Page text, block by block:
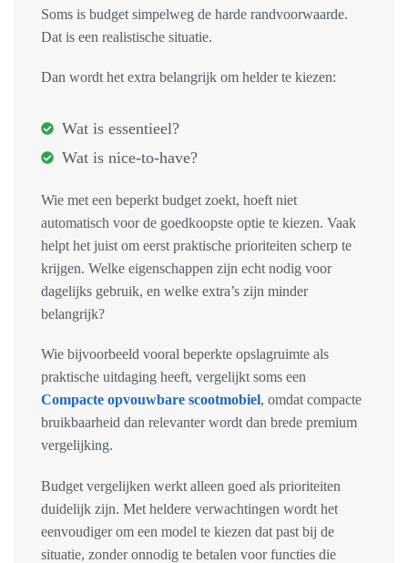
Soms is budget simpelweg de harde randvoorwaarde.
Dat is een realistische situatie.
Dan wordt het extra belangrijk om helder te kiezen:
Wat is essentieel?
Wat is nice-to-have?
Wie met een beperkt budget zoekt, hoeft niet
automatisch voor de goedkoopste optie te kiezen. Vaak
helpt het juist om eerst praktische prioriteiten scherp te
krijgen. Welke eigenschappen zijn echt nodig voor
dagelijks gebruik, en welke extra’s zijn minder
belangrijk?
Wie bijvoorbeeld vooral beperkte opslagruimte als
praktische uitdaging heeft, vergelijkt soms een
Compacte opvouwbare scootmobiel, omdat compacte
bruikbaarheid dan relevanter wordt dan brede premium
vergelijking.
Budget vergelijken werkt alleen goed als prioriteiten
duidelijk zijn. Met heldere verwachtingen wordt het
eenvoudiger om een model te kiezen dat past bij de
situatie, zonder onnodig te betalen voor functies die